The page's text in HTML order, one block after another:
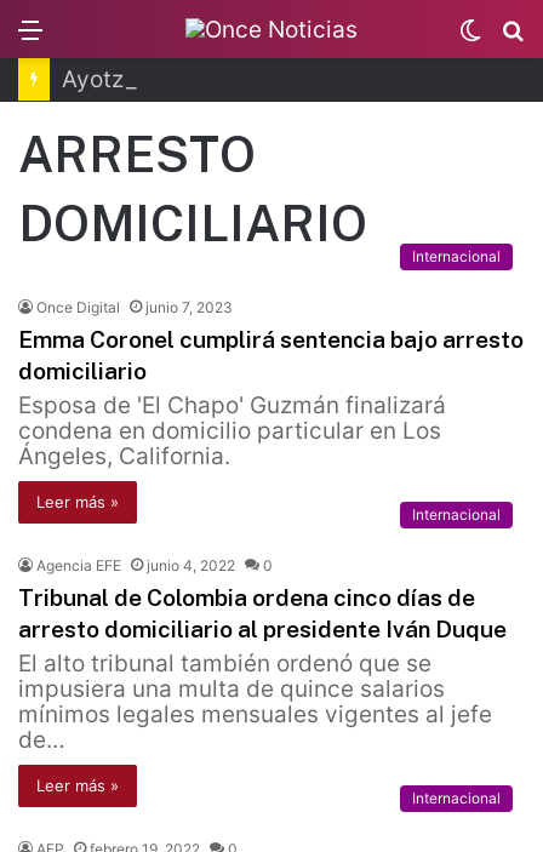
Switch
skin
ARRESTO
DOMICILIARIO
Internacional
Once Digital junio 7, 2023
Emma Coronel cumplirá sentencia bajo arresto
domiciliario
Esposa de 'El Chapo' Guzmán finalizará
condena en domicilio particular en Los
Ángeles, California.
Leer más »
Internacional
Agencia EFE junio 4, 2022 0
Tribunal de Colombia ordena cinco días de
arresto domiciliario al presidente Iván Duque
El alto tribunal también ordenó que se
impusiera una multa de quince salarios
mínimos legales mensuales vigentes al jefe
de…
Leer más »
Internacional